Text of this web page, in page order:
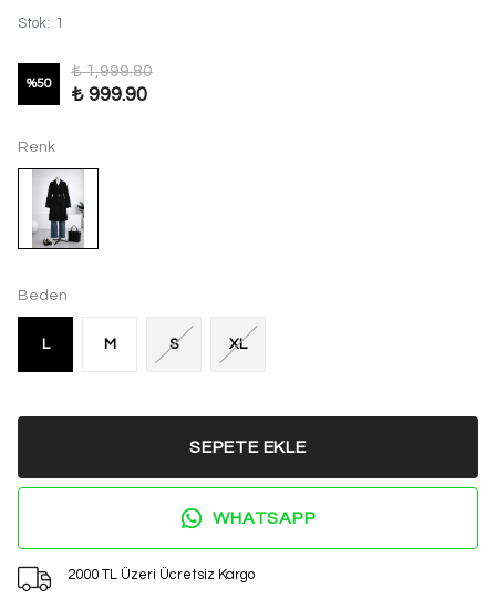
Stok: 1
%50
₺ 1,999.80
₺ 999.90
Renk
Beden
L M S XL
SEPETE EKLE
WHATSAPP
2000 TL Üzeri Ücretsiz Kargo